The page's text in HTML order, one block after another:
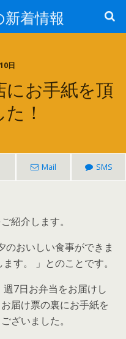
着情報
日
にお手紙を頂
！
Mail SMS
紹介します。
のおいしい食事ができま
す。 」とのことです。
7日お弁当をお届けし
届け票の裏にお手紙を
ざいました。